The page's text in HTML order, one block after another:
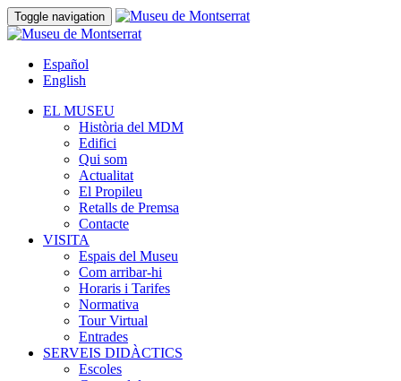
Toggle navigation
Español
English
EL MUSEU
Història del MDM
Edifici
Qui som
Actualitat
El Propileu
Retalls de Premsa
Contacte
VISITA
Espais del Museu
Com arribar-hi
Horaris i Tarifes
Normativa
Tour Virtual
Entrades
SERVEIS DIDÀCTICS
Escoles